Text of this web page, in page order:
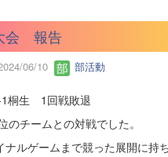
会 報告
06/10 部活動
1桐生 1回戦敗退
のチームとの対戦でした。
ナルゲームまで競った展開に持